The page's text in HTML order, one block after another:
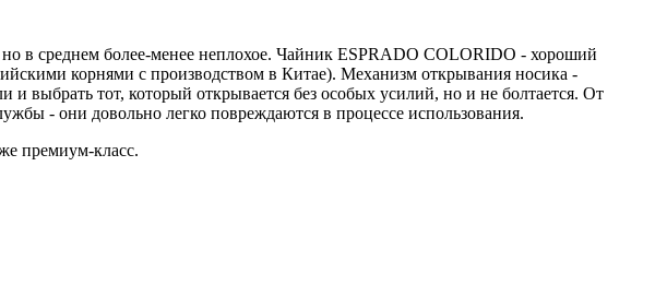
в среднем более-менее неплохое. Чайник ESPRADO COLORIDO - хороший
корнями с производством в Китае). Механизм открывания носика -
выбрать тот, который открывается без особых усилий, но и не болтается. От
- они довольно легко повреждаются в процессе использования.
премиум-класс.